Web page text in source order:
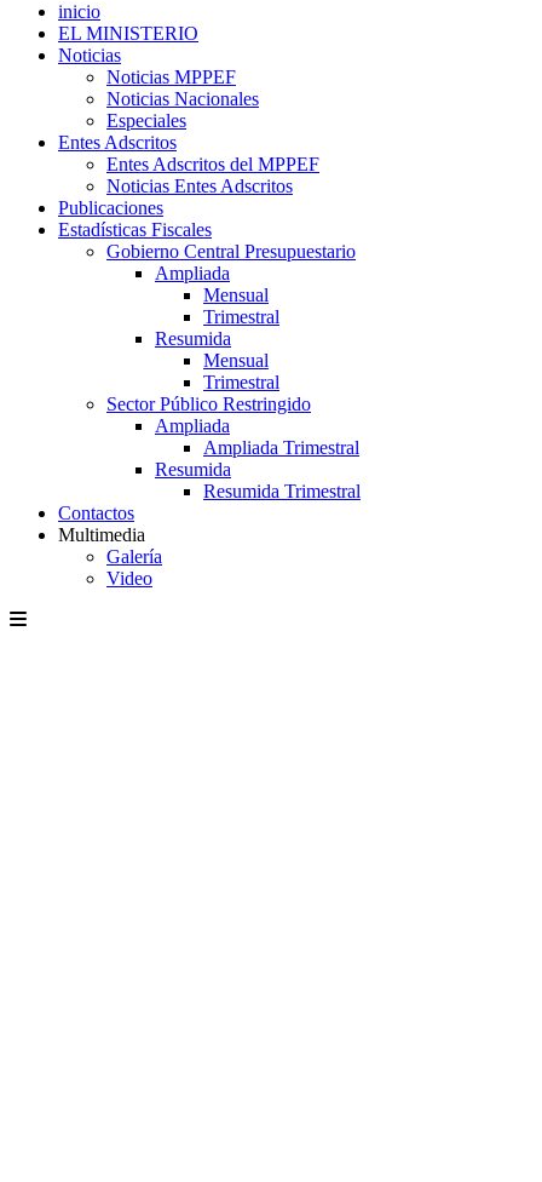
inicio
EL MINISTERIO
Noticias
Noticias MPPEF
Noticias Nacionales
Especiales
Entes Adscritos
Entes Adscritos del MPPEF
Noticias Entes Adscritos
Publicaciones
Estadísticas Fiscales
Gobierno Central Presupuestario
Ampliada
Mensual
Trimestral
Resumida
Mensual
Trimestral
Sector Público Restringido
Ampliada
Ampliada Trimestral
Resumida
Resumida Trimestral
Contactos
Multimedia
Galería
Video